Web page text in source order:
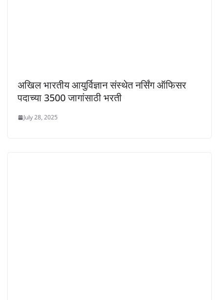
अखिल भारतीय आयुर्विज्ञान संस्थेत नर्सिंग ऑफिसर
पदाच्या 3500 जागांसाठी भरती
July 28, 2025